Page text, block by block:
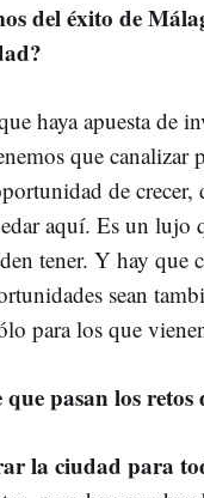
del éxito de
haya apuesta de
que canalizar
de crecer,
aquí. Es un lujo
tener. Y hay que
sean
para los que
pasan los
la ciudad para